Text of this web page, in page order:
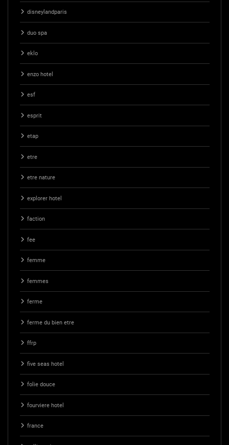
disneylandparis
duo spa
eklo
enzo hotel
esf
esprit
etap
etre
etre nature
explorer hotel
faction
fee
femme
femmes
ferme
ferme du bien etre
ffrp
five seas hotel
folie douce
fourviere hotel
france